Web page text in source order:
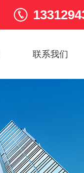
联系我们